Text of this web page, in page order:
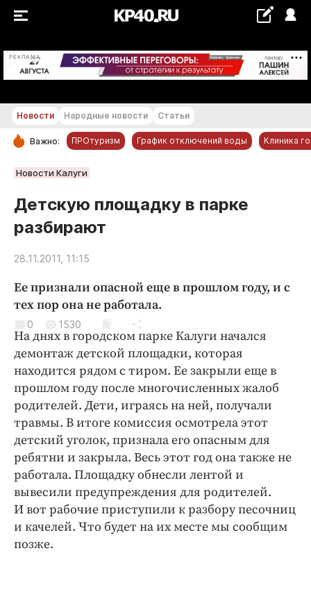
РЕКЛАМА +18...+19 °С
РУБРИКИ
Новости компаний
Статьи
Народные новости
Авто и транспорт
Благоустройство
Криминал
Культура
Недвижимость и ЖКХ
Образование
Общество
Погода
Праздники
Происшествия
Спорт
Экономика и бизнес
ПРОЕКТЫ
Новости Народные новости Статьи
Важно: ПРОтуризм График отключений воды Клиника
Новости Калуги
Детскую площадку в парке
разбирают
28.11.2011, 11:15
Ее признали опасной еще в прошлом году, и с
тех пор она не работала.
0 1530
На днях в городском парке Калуги начался
демонтаж детской площадки, которая
находится рядом с тиром. Ее закрыли еще в
прошлом году после многочисленных жалоб
родителей. Дети, играясь на ней, получали
травмы. В итоге комиссия осмотрела этот
детский уголок, признала его опасным для
ребятни и закрыла. Весь этот год она также не
работала. Площадку обнесли лентой и
вывесили предупреждения для родителей.
И вот рабочие приступили к разбору песочниц
и качелей. Что будет на их месте мы сообщим
позже.